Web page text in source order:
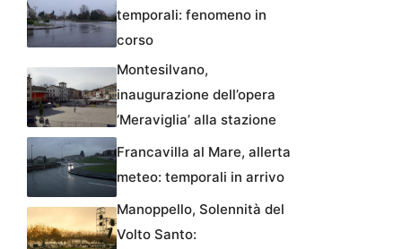
temporali: fenomeno in
corso
Montesilvano,
inaugurazione dell’opera
‘Meraviglia’ alla stazione
Francavilla al Mare, allerta
meteo: temporali in arrivo
Manoppello, Solennità del
Volto Santo: